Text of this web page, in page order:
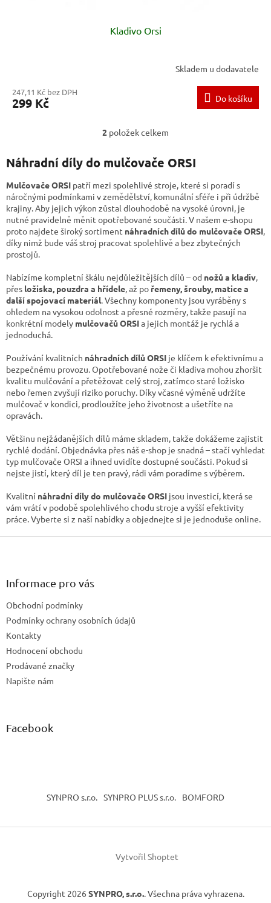
Kladivo Orsi
Skladem u dodavatele
247,11 Kč bez DPH
299 Kč Do košíku
O
l
d
a
c
í
p
r
y
v
ý
p
i
2 položek celkem
Náhradní díly do mulčovače ORSI
MulčovačeORSI patří mezi spolehlivé stroje, které si poradí s
náročnými podmínkami v zemědělství, komunální sféře i při údržbě
krajiny. Aby jejich výkon zůstal dlouhodobě na vysoké úrovni, je
nutné pravidelně měnit opotřebované součásti. V našem e-shopu
proto najdete široký sortiment náhradních dílů do mulčovače ORSI
díky nimž bude váš stroj pracovat spolehlivě a bez zbytečných
prostojů.
Nabízíme kompletní škálu nejdůležitějších dílů – od nožů a kladiv
přes ložiska, pouzdra a hřídele , až po řemeny, šrouby, matice a
další spojovací materiál . Všechny komponenty jsou vyráběny s
ohledem na vysokou odolnost a přesné rozměry, takže pasují na
konkrétní modely mulčovačů ORSIa jejich montáž je rychlá a
jednoduchá.
Používání kvalitních náhradních dílů ORSI je klíčem k efektivnímu a
bezpečnému provozu. Opotřebované nože či kladiva mohou zhoršit
kvalitu mulčování a přetěžovat celý stroj, zatímco staré ložisko
nebo řemen zvyšují riziko poruchy. Díky včasné výměně udržíte
mulčovač v kondici, prodloužíte jeho životnost a ušetříte na
opravách.
Většinu nejžádanějších dílů máme skladem, takže dokážeme zajistit
rychlé dodání. Objednávka přes náš e-shop je snadná – stačí vyhledat
typ mulčovače ORSI a ihned uvidíte dostupné součásti. Pokud si
nejste jistí, který díl je ten pravý, rádi vám poradíme s výběrem.
Kvalitní náhradní díly do mulčovače ORSI jsou investicí, která se
vám vrátí v podobě spolehlivého chodu stroje a vyšší efektivity
práce. Vyberte si z naší nabídky a objednejte si je jednoduše online.
Z
Informace pro vás
Obchodní podmínky
Podmínky ochrany osobních údajů
Kontakty
Hodnocení obchodu
Prodávané značky
Napište nám
Facebook
SYNPRO s.r.o. SYNPRO PLUS s.r.o. BOMFORD
Vytvořil Shoptet
Copyright 2026 SYNPRO, s.r.o.. Všechna práva vyhrazena.